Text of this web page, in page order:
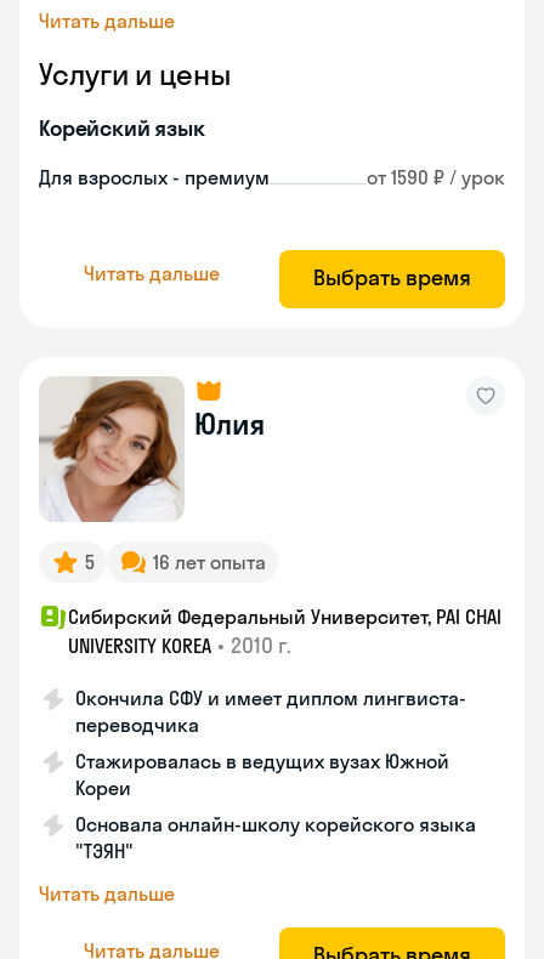
Читать дальше
Услуги и цены
Корейский язык
Для взрослых - премиум от 1590 ₽ / урок
Читать дальше Выбрать время
Юлия
5 16 лет опыта
Сибирский Федеральный Университет, PAI CHAI
UNIVERSITY KOREA • 2010 г.
Окончила СФУ и имеет диплом лингвиста-
переводчика
Стажировалась в ведущих вузах Южной
Кореи
Основала онлайн-школу корейского языка
"ТЭЯН"
Читать дальше
Читать дальше